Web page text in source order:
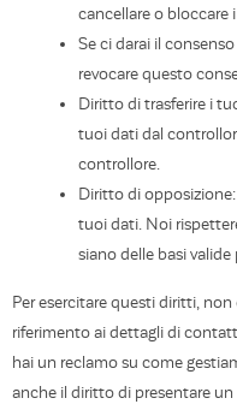
cancellare o bloccare
Se ci darai il
revocare questo
Diritto di trasferire i
tuoi dati dal
controllore.
Diritto di
tuoi dati. Noi
siano delle basi valide
Per esercitare questi diritti,
riferimento ai dettagli di
hai un reclamo su come
anche il diritto di presentare